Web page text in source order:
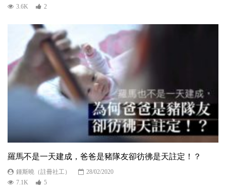
3.6K
2
羅馬不是一天建成，爸爸是豬隊友卻彷彿是天註定！？
鍾斯曉（註冊社工）
28/02/2020
7.1K
5